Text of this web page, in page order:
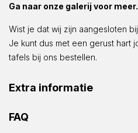
Ga naar onze galerij voor meer.
Wist je dat wij zijn aangesloten bij
Je kunt dus met een gerust hart
tafels bij ons bestellen.
Extra informatie
FAQ